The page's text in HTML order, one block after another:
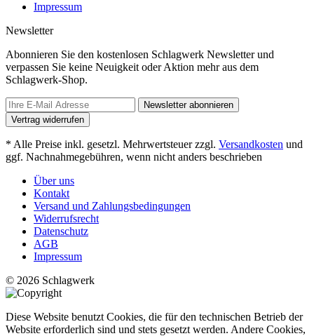
Impressum
Newsletter
Abonnieren Sie den kostenlosen Schlagwerk Newsletter und
verpassen Sie keine Neuigkeit oder Aktion mehr aus dem
Schlagwerk-Shop.
Newsletter abonnieren
Vertrag widerrufen
* Alle Preise inkl. gesetzl. Mehrwertsteuer zzgl. Versandkosten und
ggf. Nachnahmegebühren, wenn nicht anders beschrieben
Über uns
Kontakt
Versand und Zahlungsbedingungen
Widerrufsrecht
Datenschutz
AGB
Impressum
© 2026 Schlagwerk
Diese Website benutzt Cookies, die für den technischen Betrieb der
Website erforderlich sind und stets gesetzt werden. Andere Cookies,